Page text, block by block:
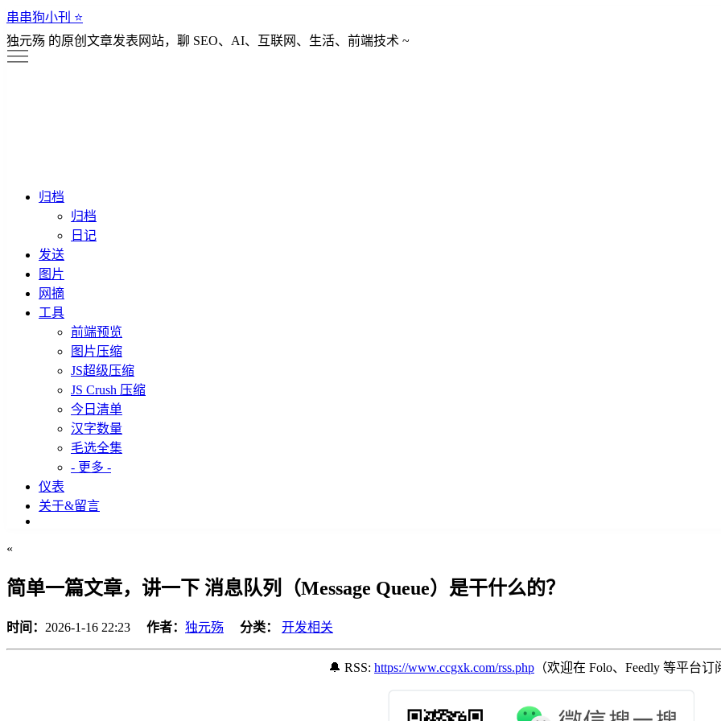
串串狗小刊 ⭐️
独元殇 的原创文章发表网站，聊 SEO、AI、互联网、生活、前端技术 ~
归档
归档
日记
发送
图片
网摘
工具
前端预览
图片压缩
JS超级压缩
JS Crush 压缩
今日清单
汉字数量
毛选全集
- 更多 -
仪表
关于&留言
«
简单一篇文章，讲一下 消息队列（Message Queue）是干什么的？
时间： 2026-1-16 22:23 作者： 独元殇 分类： 开发相关
🔔 RSS: https://www.ccgxk.com/rss.php （欢迎在 Folo、Feedly 等平台